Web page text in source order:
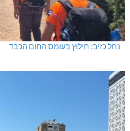
נחל כזיב: חילוץ בעומס החום הכבד